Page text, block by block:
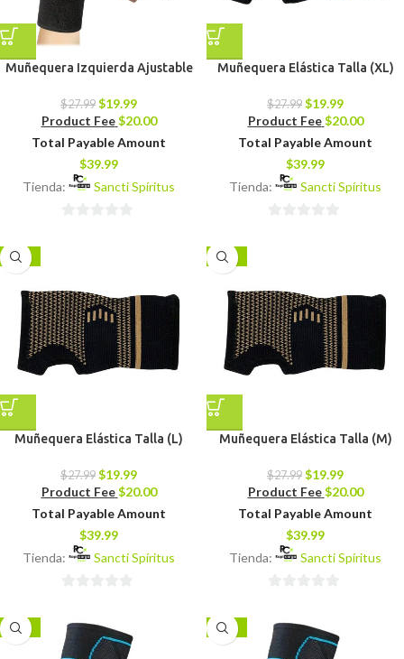
Muñequera Izquierda Ajustable
$27.99 $19.99
Product Fee $20.00
Total Payable Amount
$39.99
Tienda:
Sancti Spíritus
Muñequera Elástica Talla (XL)
$27.99 $19.99
Product Fee $20.00
Total Payable Amount
$39.99
Tienda:
Sancti Spíritus
-29%
Muñequera Elástica Talla (L)
$27.99 $19.99
Product Fee $20.00
Total Payable Amount
$39.99
Tienda:
Sancti Spíritus
5
-29%
Muñequera Elástica Talla (M)
$27.99 $19.99
Product Fee $20.00
Total Payable Amount
$39.99
Tienda:
Sancti Spíritus
5
-29% -29%